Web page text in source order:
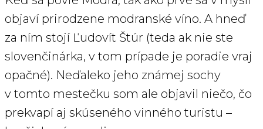
objaví prirodzene modranské víno. A hneď
za ním stojí Ľudovít Štúr (teda ak nie ste
slovenčinárka, v tom prípade je poradie vraj
opačné). Neďaleko jeho známej sochy
v tomto mestečku som ale objavil niečo, čo
prekvapí aj skúseného vinného turistu –